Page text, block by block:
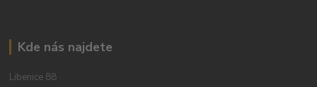
Kde nás najdete
Libenice 88